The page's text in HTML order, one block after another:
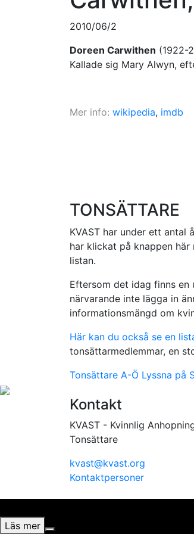
2010/06/2
Doreen Carwithen (1922-
Kallade sig Mary Alwyn,
Mer info: wikipedia, imdb
TONSÄTTARE
KVAST har under ett antal
har klickat på knappen
listan.
Eftersom det idag finns
närvarande inte lägga in
informationsmängd om
Här kan du också se en
tonsättarmedlemmar, en
Tonsättare A-Ö Lyssna på
Kontakt
KVAST - Kvinnlig
Tonsättare
kvast@kvast.org
Kontaktpersoner
Läs mer